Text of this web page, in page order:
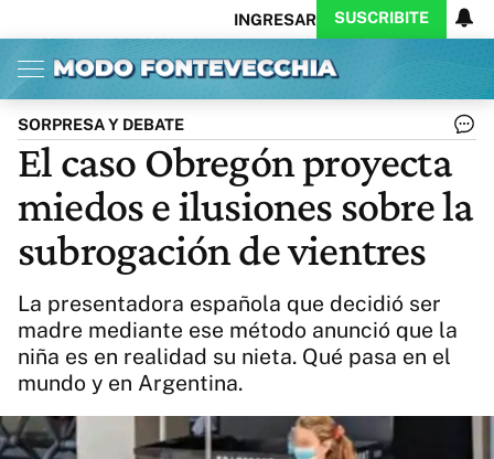
INGRESAR SUSCRIBITE
Inicio Ahora
Opinión
Política
Ciencia
Protagonistas
Cultura
Arte
Educación
Internacional
Clima
Deportes
CARAS
Exitoina
Turismo
Videos
Córdoba
Reperfilar
Business
Caras
Exitoina
Gaming
Vivo
Diario del Juicio
Actualidad
SORPRESA Y DEBATE
El caso Obregón proyecta
miedos e ilusiones sobre la
subrogación de vientres
La presentadora española que decidió ser
madre mediante ese método anunció que la
niña es en realidad su nieta. Qué pasa en el
mundo y en Argentina.